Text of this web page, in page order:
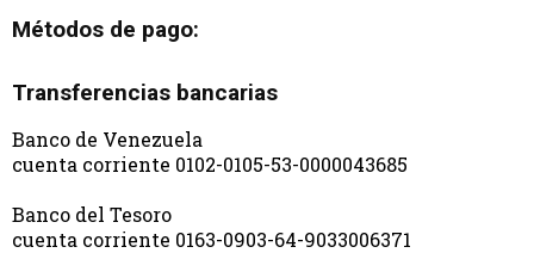
Métodos de pago:
Transferencias bancarias
Banco de Venezuela
cuenta corriente 0102-0105-53-0000043685
Banco del Tesoro
cuenta corriente 0163-0903-64-9033006371